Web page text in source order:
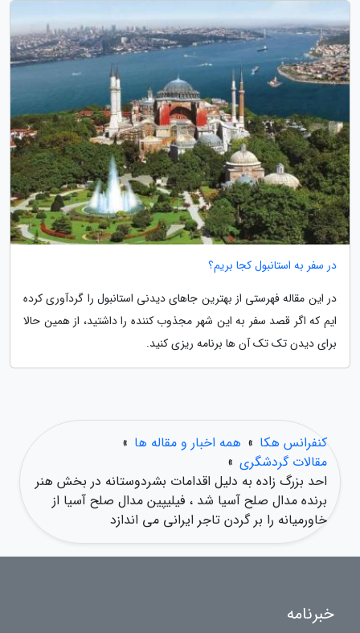
در سفر به استانبول کجا بریم؟
در این مقاله فهرستی از بهترین جاهای دیدنی استانبول را گردآوری کرده
ایم که اگر قصد سفر به این شهر مجذوب کننده را داشتید، از همین حالا
برای دیدن تک تک آن ها برنامه ریزی کنید.
کنفرانس هکا » همه اخبار و مقاله ها »
مقالات گردشگری »
احد بزرگ زاده به دلیل اقدامات بشردوستانه در بخش هنر
برنده مدال صلح آسیا شد ، فیلیپین مدال صلح آسیا از
خاورمیانه را بر گردن تاجر ایرانی می اندازد
خبرنامه